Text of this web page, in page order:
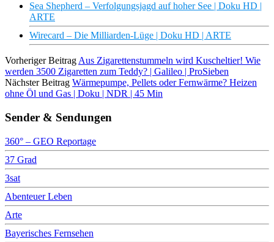
Sea Shepherd – Verfolgungsjagd auf hoher See | Doku HD |
ARTE
Wirecard – Die Milliarden-Lüge | Doku HD | ARTE
Vorheriger Beitrag Aus Zigarettenstummeln wird Kuscheltier! Wie
werden 3500 Zigaretten zum Teddy? | Galileo | ProSieben
Nächster Beitrag Wärmepumpe, Pellets oder Fernwärme? Heizen
ohne Öl und Gas | Doku | NDR | 45 Min
Sender & Sendungen
360° – GEO Reportage
37 Grad
3sat
Abenteuer Leben
Arte
Bayerisches Fernsehen